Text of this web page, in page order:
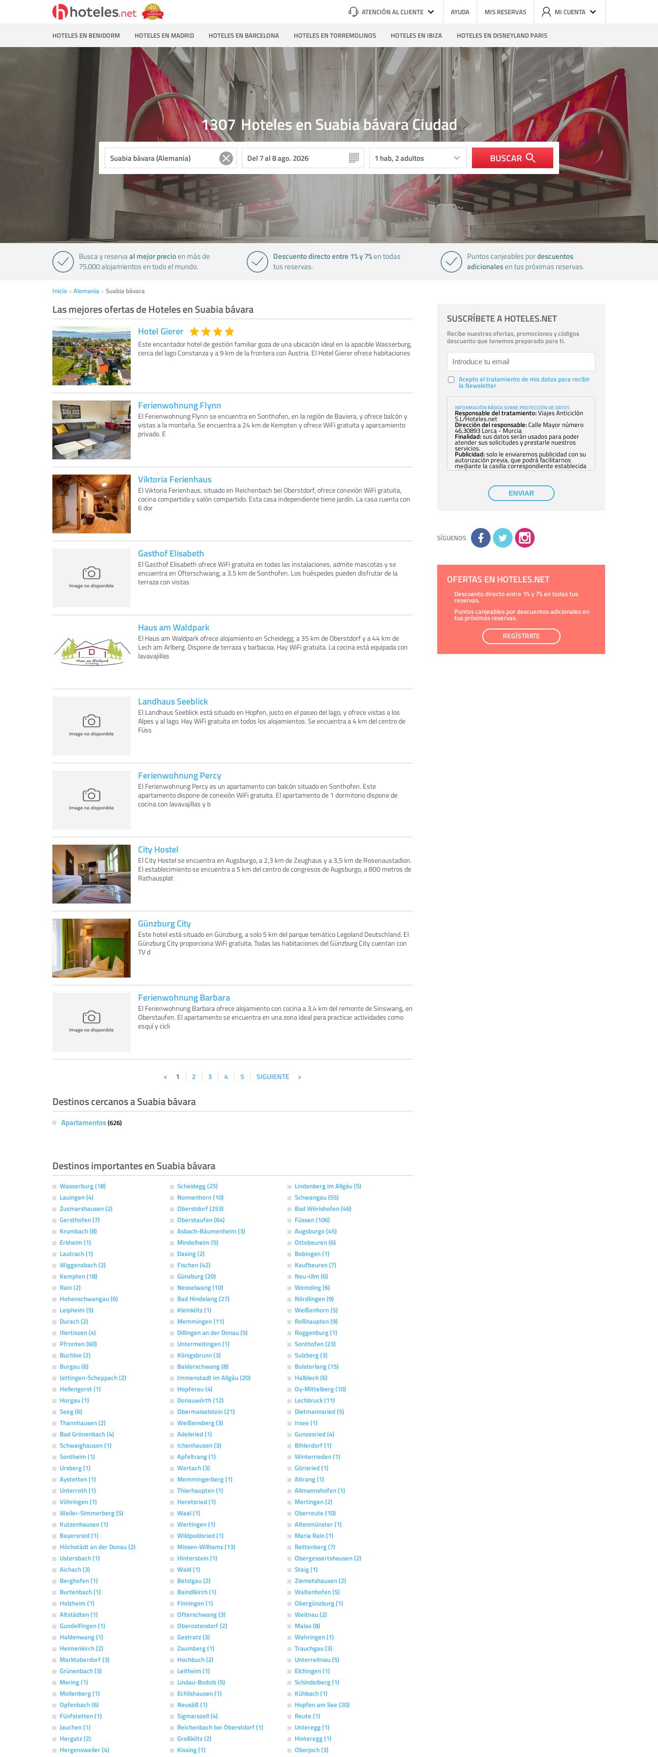
ATENCIÓN AL CLIENTE AYUDA MIS RESERVAS MI CUENTA
HOTELES EN BENIDORM HOTELES EN MADRID HOTELES EN BARCELONA HOTELES EN TORREMOLINOS HOTELES EN IBIZA HOTELES EN DISNEYLAND PARIS
Hoteles en Suabia bávara Ciudad
1307
BUSCAR
Busca y reservaal mejor precioen más de
75.000 alojamientos en todo el mundo.
Descuento directo entre 1% y 7%en todas
tus reservas.
Puntos canjeables pordescuentos
adicionalesen tus próximas reservas.
Inicio Alemania Suabia bávara
Las mejores ofertas de Hoteles en Suabia bávara
Hotel Gierer
Este encantador hotel de gestión familiar goza de una ubicación ideal en la apacible Wasserburg,
cerca del lago Constanza y a 9 km de la frontera con Austria. El Hotel Gierer ofrece habitaciones
Ferienwohnung Flynn
El Ferienwohnung Flynn se encuentra en Sonthofen, en la región de Baviera, y ofrece balcón y
vistas a la montaña. Se encuentra a 24 km de Kempten y ofrece WiFi gratuita y aparcamiento
privado. E
Viktoria Ferienhaus
El Viktoria Ferienhaus, situado en Reichenbach bei Oberstdorf, ofrece conexión WiFi gratuita,
cocina compartida y salón compartido. Esta casa independiente tiene jardín. La casa cuenta con
6 dor
Gasthof Elisabeth
El Gasthof Elisabeth ofrece WiFi gratuita en todas las instalaciones, admite mascotas y se
encuentra en Ofterschwang, a 3,5 km de Sonthofen. Los huéspedes pueden disfrutar de la
terraza con vistas
Haus am Waldpark
El Haus am Waldpark ofrece alojamiento en Scheidegg, a 35 km de Oberstdorf y a 44 km de
Lech am Arlberg. Dispone de terraza y barbacoa. Hay WiFi gratuita. La cocina está equipada con
lavavajillas
Landhaus Seeblick
El Landhaus Seeblick está situado en Hopfen, justo en el paseo del lago, y ofrece vistas a los
Alpes y al lago. Hay WiFi gratuita en todos los alojamientos. Se encuentra a 4 km del centro de
Füss
Ferienwohnung Percy
El Ferienwohnung Percy es un apartamento con balcón situado en Sonthofen. Este
apartamento dispone de conexión WiFi gratuita. El apartamento de 1 dormitorio dispone de
cocina con lavavajillas y b
City Hostel
El City Hostel se encuentra en Augsburgo, a 2,3 km de Zeughaus y a 3,5 km de Rosenaustadion.
El establecimiento se encuentra a 5 km del centro de congresos de Augsburgo, a 800 metros de
Rathausplat
Günzburg City
Este hotel está situado en Günzburg, a solo 5 km del parque temático Legoland Deutschland. El
Günzburg City proporciona WiFi gratuita. Todas las habitaciones del Günzburg City cuentan con
TV d
Ferienwohnung Barbara
El Ferienwohnung Barbara ofrece alojamiento con cocina a 3,4 km del remonte de Sinswang, en
Oberstaufen. El apartamento se encuentra en una zona ideal para practicar actividades como
esquí y cicli
1 2 3 4 5 SIGUIENTE
Destinos cercanos a Suabia bávara
Apartamentos(626)
Destinos importantes en Suabia bávara
Wasserburg (18) Scheidegg (25)
Lindenberg im Allgäu (5)
Lauingen (4)
Nonnenhorn (10)
Schwangau (55)
Zusmarshausen (2)
Oberstdorf (253)
Bad Wörishofen (46)
Gersthofen (7)
Oberstaufen (64)
Füssen (106)
Krumbach (8)
Asbach-Bäumenheim (3)
Augsburgo (45)
Erkheim (1)
Mindelheim (5)
Ottobeuren (6)
Lautrach (1)
Dasing (2)
Bobingen (1)
Wiggensbach (2)
Fischen (42)
Kaufbeuren (7)
Kempten (18)
Günzburg (20)
Neu-Ulm (6)
Rain (2)
Nesselwang (10)
Wemding (6)
Hohenschwangau (6)
Bad Hindelang (27)
Nördlingen (9)
Leipheim (5)
Kleinkötz (1)
Weißenhorn (5)
Durach (2)
Memmingen (11)
Roßhaupten (9)
Illertissen (4)
Dillingen an der Donau (5)
Roggenburg (1)
Pfronten (60)
Untermeitingen (1)
Sonthofen (23)
Buchloe (2)
Königsbrunn (3)
Sulzberg (3)
Burgau (6)
Balderschwang (8)
Bolsterlang (15)
Jettingen-Scheppach (2)
Immenstadt im Allgäu (20)
Halblech (6)
Hellengerst (1)
Hopferau (4)
Oy-Mittelberg (10)
Horgau (1)
Donauwörth (12)
Lechbruck (11)
Seeg (6)
Obermaiselstein (21)
Dietmannsried (5)
Thannhausen (2)
Weißensberg (3)
Irsee (1)
Bad Grönenbach (4)
Adelsried (1)
Gunzesried (4)
Schwaighausen (1)
Ichenhausen (3)
Bihlerdorf (1)
Sontheim (1)
Apfeltrang (1)
Winterrieden (1)
Ursberg (1)
Wertach (3)
Görisried (1)
Aystetten (1)
Memmingerberg (1)
Aitrang (1)
Unterroth (1)
Thierhaupten (1)
Allmannshofen (1)
Vöhringen (1)
Heretsried (1)
Mertingen (2)
Weiler-Simmerberg (5)
Waal (1)
Oberreute (10)
Kutzenhausen (1)
Wertingen (1)
Altenmünster (1)
Bayersried (1)
Wildpoldsried (1)
Maria Rain (1)
Höchstädt an der Donau (2)
Missen-Wilhams (13)
Rettenberg (7)
Ustersbach (1)
Hinterstein (1)
Obergessertshausen (2)
Aichach (3)
Wald (1)
Staig (1)
Berghofen (1)
Betzigau (2)
Ziemetshausen (2)
Burtenbach (1)
Baindlkirch (1)
Waltenhofen (5)
Holzheim (1)
Finningen (1)
Obergünzburg (1)
Altstädten (1)
Ofterschwang (3)
Weitnau (2)
Gundelfingen (1)
Oberostendorf (2)
Malas (8)
Haldenwang (1)
Gestratz (3)
Wehringen (1)
Heimenkirch (2)
Zaumberg (1)
Trauchgau (3)
Marktoberdorf (3)
Hochbuch (2)
Unterreitnau (5)
Grünenbach (3)
Leitheim (1)
Elchingen (1)
Mering (1)
Lindau-Bodolz (5)
Schindelberg (1)
Mollenberg (1)
Echlishausen (1)
Kühbach (1)
Opfenbach (6)
Neusäß (1)
Hopfen am See (20)
Fünfstetten (1)
Sigmarszell (4)
Reute (1)
Jauchen (1)
Reichenbach bei Oberstdorf (1)
Unteregg (1)
Hergatz (2)
Großkötz (2)
Hinteregg (1)
Hergensweiler (4)
Kissing (1)
Oberjoch (3)
SUSCRÍBETE A HOTELES.NET
Recibe nuestras ofertas, promociones y códigos
descuento que tenemos preparado para ti.
Acepto el tratamiento de mis datos para recibir
la Newsletter
INFORMACIÓN BÁSICA SOBRE PROTECCIÓN DE DATOS
Responsable del tratamiento:Viajes Anticiclón
S.L/Hoteles.net
Dirección del responsable:Calle Mayor número
46,30893 Lorca - Murcia
Finalidad:sus datos serán usados para poder
atender sus solicitudes y prestarle nuestros
servicios.
Publicidad:solo le enviaremos publicidad con su
autorización previa, que podrá facilitarnos
mediante la casilla correspondiente establecida
al efecto.
con su consentimiento previo, que podrá
facilitarnos mediante la casilla correspondiente
establecida al efecto.
Destinatarios:con carácter general, sólo el
Derechos:tiene derecho a saber qué
información tenemos sobre usted, corregirla y
eliminarla, tal y como se explica en la
información adicional disponible en nuestra
la información adicional y detallada sobre cómo
ENVIAR
SÍGUENOS
OFERTAS EN HOTELES.NET
Descuento directo entre 1% y 7% en todas tus
reservas.
Puntos canjeables por descuentos adicionales en
tus próximas reservas.
REGÍSTRATE